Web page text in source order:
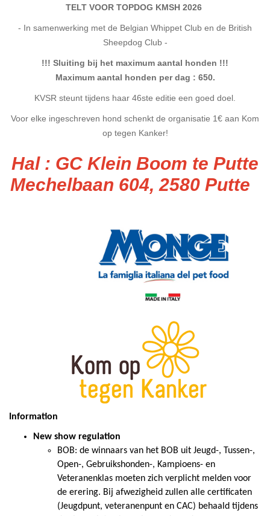
TELT VOOR TOPDOG KMSH 2026
- In samenwerking met de Belgian Whippet Club en de British
Sheepdog Club -
!!! Sluiting bij het maximum aantal honden !!!
Maximum aantal honden per dag : 650.
KVSR steunt tijdens haar 46ste editie een goed doel.
Voor elke ingeschreven hond schenkt de organisatie 1€ aan Kom
op tegen Kanker!
Hal : GC Klein Boom te Putte
Mechelbaan 604,2580 Putte
Information
New show regulation
BOB: de winnaars van het BOB uit Jeugd-, Tussen-,
Open-, Gebruikshonden-, Kampioens- en
Veteranenklas moeten zich verplicht melden voor
de erering. Bij afwezigheid zullen alle certificaten
(Jeugdpunt, veteranenpunt en CAC) behaald tijdens